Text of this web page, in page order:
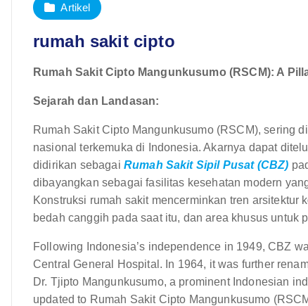
Artikel
rumah sakit cipto
Rumah Sakit Cipto Mangunkusumo (RSCM): A
Sejarah dan Landasan:
Rumah Sakit Cipto Mangunkusumo (RSCM), sering
nasional terkemuka di Indonesia. Akarnya dapat
didirikan sebagai Rumah Sakit Sipil Pusat (CBZ)
dibayangkan sebagai fasilitas kesehatan modern
Konstruksi rumah sakit mencerminkan tren
bedah canggih pada saat itu, dan area khusus untuk
Following Indonesia’s independence in 1949, CBZ
Central General Hospital. In 1964, it was further
Dr. Tjipto Mangunkusumo, a prominent Indonesian
updated to Rumah Sakit Cipto Mangunkusumo